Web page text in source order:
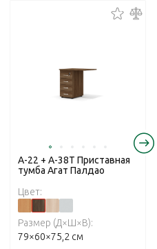
А-22 + А-38Т Приставная
тумба Агат Палдао
Цвет:
Размер (Д×Ш×В):
79×60×75,2 см